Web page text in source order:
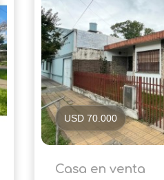
USD 70.000
Casa en venta